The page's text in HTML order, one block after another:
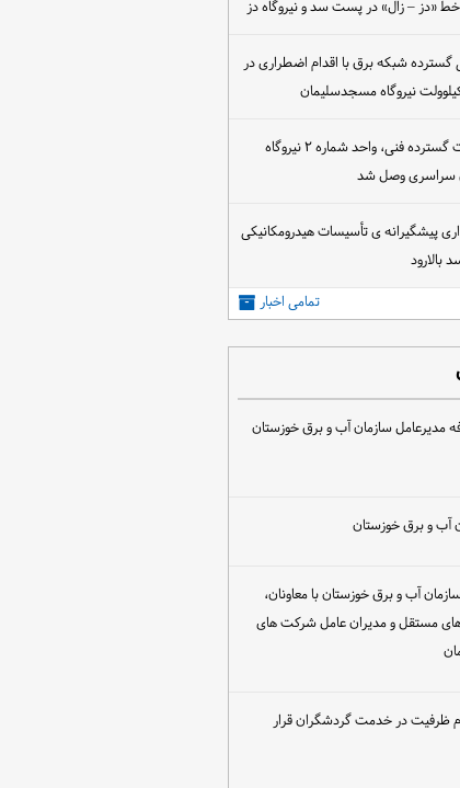
«دز – زال» در پست سد و نیروگاه دز
گسترده شبکه برق با اقدام اضطراری در
پس از اجرای عملیات گسترده فنی، واحد شماره ۲ نیروگاه
سراسری وصل شد
پیشگیرانه ی تأسیسات هیدرومکانیکی
بالارود
تمامی اخبار
مدیرعامل سازمان آب و برق خوزستان
آب و برق خوزستان با معاونان،
مستقل و مدیران عامل شرکت های
ظرفیت در خدمت گردشگران قرار